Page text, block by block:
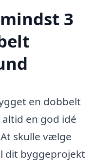
3
en dobbelt
en god idé
skulle vælge
dit byggeprojekt